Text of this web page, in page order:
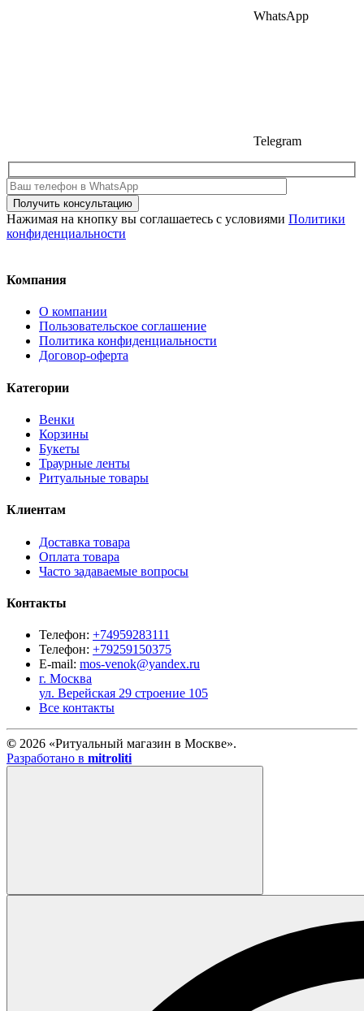
WhatsApp
Telegram
Нажимая на кнопку вы соглашаетесь с условиями Политики
конфиденциальности
Компания
О компании
Пользовательское соглашение
Политика конфиденциальности
Договор-оферта
Категории
Венки
Корзины
Букеты
Траурные ленты
Ритуальные товары
Клиентам
Доставка товара
Оплата товара
Часто задаваемые вопросы
Контакты
Телефон: +74959283111
Телефон: +79259150375
E-mail: mos-venok@yandex.ru
г. Москва
ул. Верейская 29 строение 105
Все контакты
© 2026 «Ритуальный магазин в Москве».
Разработано в mitroliti